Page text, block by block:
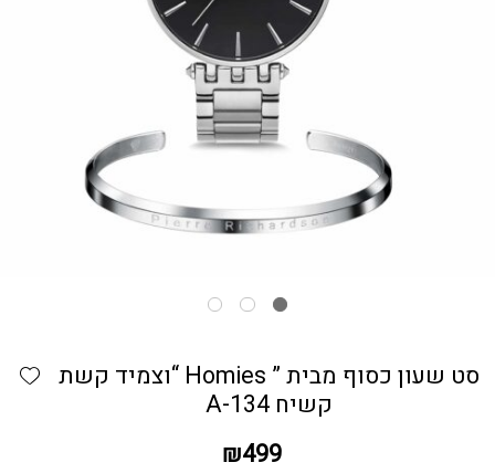
סט שעון כסוף מבית ” Homies “וצמיד קשת
קשיח A-134
₪499